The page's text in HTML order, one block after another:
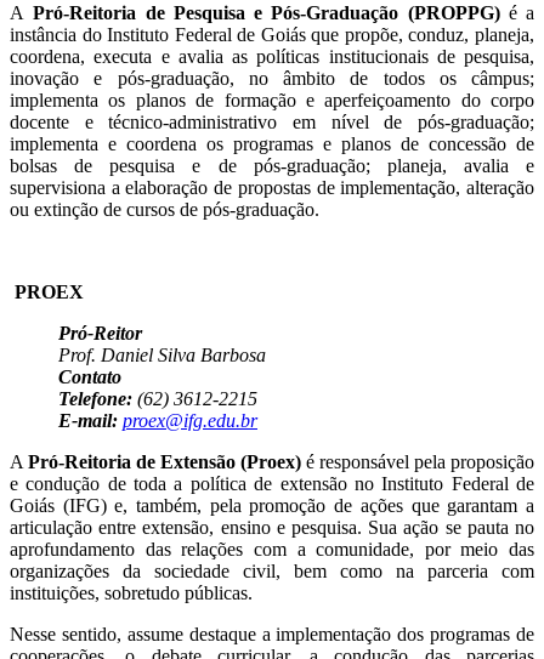
APró-Reitoria de Pesquisa e Pós-Graduação (PROPPG)é a
instância do Instituto Federal de Goiás que propõe, conduz, planeja,
coordena, executa e avalia as políticas institucionais de pesquisa,
inovação e pós-graduação, no âmbito de todos os câmpus;
implementa os planos de formação e aperfeiçoamento do corpo
docente e técnico-administrativo em nível de pós-graduação;
implementa e coordena os programas e planos de concessão de
bolsas de pesquisa e de pós-graduação; planeja, avalia e
supervisiona a elaboração de propostas de implementação, alteração
ou extinção de cursos de pós-graduação.
PROEX
Pró-Reitor
Prof. Daniel Silva Barbosa
Contato
Telefone: (62) 3612-2215
E-mail: proex@ifg.edu.br
A Pró-Reitoria de Extensão (Proex) é responsável pela proposição
e condução de toda a política de extensão no Instituto Federal de
Goiás (IFG) e, também, pela promoção de ações que garantam a
articulação entre extensão, ensino e pesquisa. Sua ação se pauta no
aprofundamento das relações com a comunidade, por meio das
organizações da sociedade civil, bem como na parceria com
instituições, sobretudo públicas.
Nesse sentido, assume destaque a implementação dos programas de